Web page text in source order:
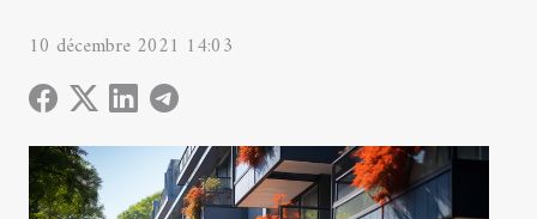
10 décembre 2021 14:03